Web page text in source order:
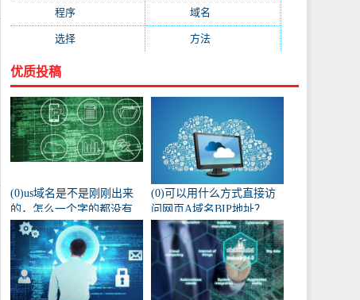
程序(387) 域名
选择(333) 方法
优质投稿
(0)us域名是不是刚刚出来
的，怎么一个字的都没有
人注册阿？
(0)可以用什么方式直接访
问网页A域名BIP地址？